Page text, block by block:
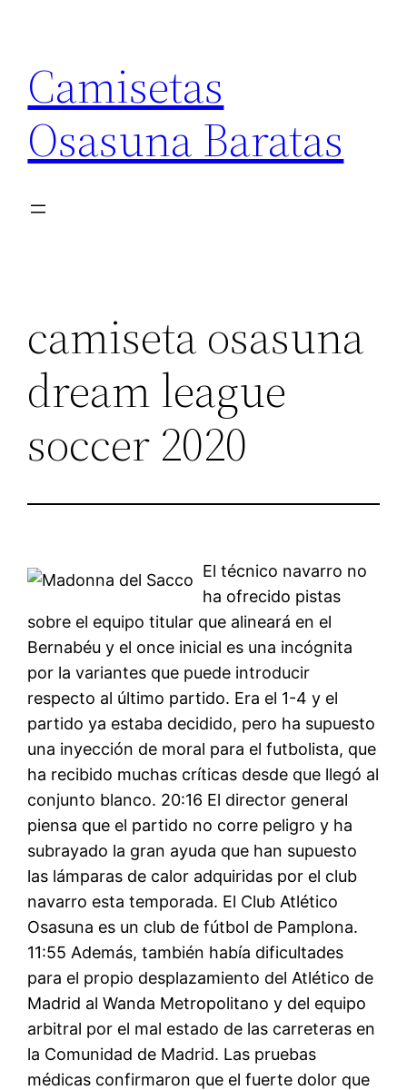
contenido
Camisetas
Osasuna Baratas
camiseta osasuna
dream league
soccer 2020
El técnico navarro no
ha ofrecido pistas
sobre el equipo titular que alineará en el
Bernabéu y el once inicial es una incógnita
por la variantes que puede introducir
respecto al último partido. Era el 1-4 y el
partido ya estaba decidido, pero ha supuesto
una inyección de moral para el futbolista, que
ha recibido muchas críticas desde que llegó al
conjunto blanco. 20:16 El director general
piensa que el partido no corre peligro y ha
subrayado la gran ayuda que han supuesto
las lámparas de calor adquiridas por el club
navarro esta temporada. El Club Atlético
Osasuna es un club de fútbol de Pamplona.
11:55 Además, también había dificultades
para el propio desplazamiento del Atlético de
Madrid al Wanda Metropolitano y del equipo
arbitral por el mal estado de las carreteras en
la Comunidad de Madrid. Las pruebas
médicas confirmaron que el fuerte dolor que